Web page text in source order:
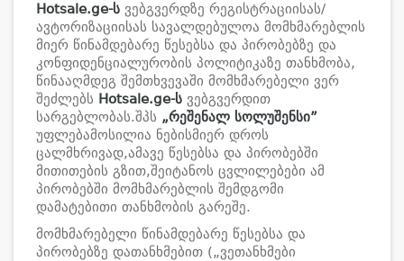
Hotsale.ge-ს ვებგვერდზე რეგისტრაციისას/
ავტორიზაციისას სავალდებულოა მომხმარებლის
მიერ წინამდებარე წესებსა და პირობებზე და
კონფიდენციალურობის პოლიტიკაზე თანხმობა,
წინააღმდეგ შემთხვევაში მომხმარებელი ვერ
შეძლებს Hotsale.ge-ს ვებგვერდით
სარგებლობას.შპს „რეშენალ სოლუშენსი”
უფლებამოსილია ნებისმიერ დროს
ცალმხრივად,ამავე წესებსა და პირობებში
მითითების გზით,შეიტანოს ცვლილებები ამ
პირობებში მომხმარებლის შემდგომი
დამატებითი თანხმობის გარეშე.
მომხმარებელი წინამდებარე წესებსა და
პირობებზე დათანხმებით („ვეთანხმები